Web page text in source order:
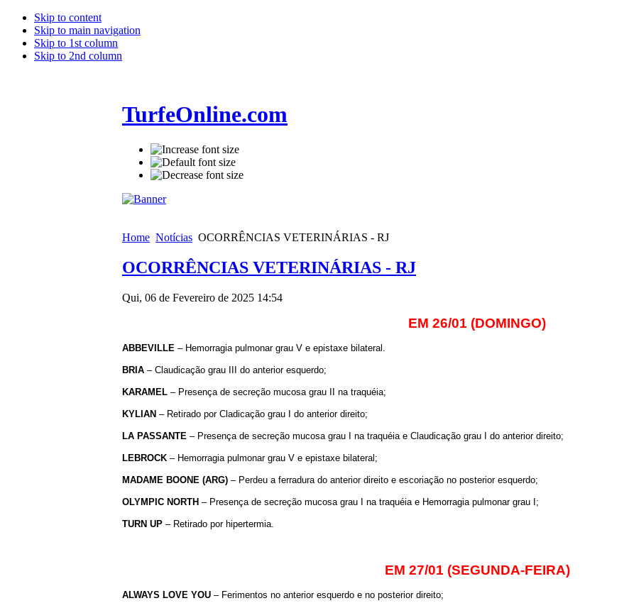
Skip to content
Skip to main navigation
Skip to 1st column
Skip to 2nd column
TurfeOnline.com
Home Notícias OCORRÊNCIAS VETERINÁRIAS - RJ
OCORRÊNCIAS VETERINÁRIAS - RJ
Qui, 06 de Fevereiro de 2025 14:54
EM 26/01 (DOMINGO)
ABBEVILLE – Hemorragia pulmonar grau V e epistaxe bilateral.
BRIA – Claudicação grau III do anterior esquerdo;
KARAMEL – Presença de secreção mucosa grau II na traquéia;
KYLIAN – Retirado por Cladicação grau I do anterior direito;
LA PASSANTE – Presença de secreção mucosa grau I na traquéia e Claudicação grau I do anterior direito;
LEBROCK – Hemorragia pulmonar grau V e epistaxe bilateral;
MADAME BOONE (ARG) – Perdeu a ferradura do anterior direito e escoriação no posterior esquerdo;
OLYMPIC NORTH – Presença de secreção mucosa grau I na traquéia e Hemorragia pulmonar grau I;
TURN UP – Retirado por hipertermia.
EM 27/01 (SEGUNDA-FEIRA)
ALWAYS LOVE YOU – Ferimentos no anterior esquerdo e no posterior direito;